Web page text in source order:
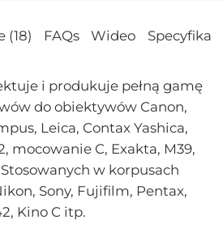
(18) FAQs Wideo
i produkuje pełną gamę
do obiektywów Canon,
Leica, Contax Yashica,
mocowanie C, Exakta, M39,
w korpusach
Sony, Fujifilm, Pentax,
Kino C itp.